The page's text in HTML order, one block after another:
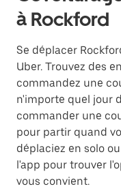
à Rockford
Se déplacer
Uber. Trouvez des
commandez une
n'importe quel jour
commander une
pour partir quand
déplaciez en solo
l'app pour trouver
vous convient.